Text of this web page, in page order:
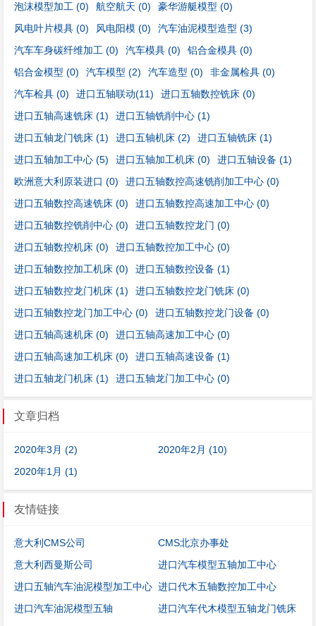
泡沫模型加工 (0) 航空航天 (0) 豪华游艇模型 (0)
风电叶片模具 (0) 风电阳模 (0) 汽车油泥模型造型 (3)
汽车车身碳纤维加工 (0) 汽车模具 (0) 铝合金模具 (0)
铝合金模型 (0) 汽车模型 (2) 汽车造型 (0) 非金属检具 (0)
汽车检具 (0) 进口五轴联动(11) 进口五轴数控铣床 (0)
进口五轴高速铣床 (1) 进口五轴铣削中心 (1)
进口五轴龙门铣床 (1) 进口五轴机床 (2) 进口五轴铣床 (1)
进口五轴加工中心 (5) 进口五轴加工机床 (0) 进口五轴设备 (1)
欧洲意大利原装进口 (0) 进口五轴数控高速铣削加工中心 (0)
进口五轴数控高速铣床 (0) 进口五轴数控高速加工中心 (0)
进口五轴数控铣削中心 (0) 进口五轴数控龙门 (0)
进口五轴数控机床 (0) 进口五轴数控加工中心 (0)
进口五轴数控加工机床 (0) 进口五轴数控设备 (1)
进口五轴数控龙门机床 (1) 进口五轴数控龙门铣床 (0)
进口五轴数控龙门加工中心 (0) 进口五轴数控龙门设备 (0)
进口五轴高速机床 (0) 进口五轴高速加工中心 (0)
进口五轴高速加工机床 (0) 进口五轴高速设备 (1)
进口五轴龙门机床 (1) 进口五轴龙门加工中心 (0)
文章归档
2020年3月 (2)
2020年2月 (10)
2020年1月 (1)
友情链接
意大利CMS公司
CMS北京办事处
意大利西曼斯公司
进口汽车模型五轴加工中心
进口五轴汽车油泥模型加工中心 进口代木五轴数控加工中心
进口汽车油泥模型五轴
进口汽车代木模型五轴龙门铣床